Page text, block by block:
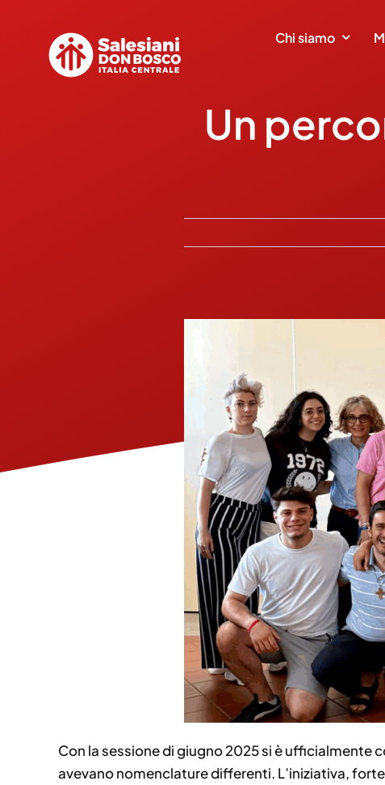
contenuto
Chi siamo
Un
Con la sessione di giugno 2025 si è ufficialmente
avevano nomenclature differenti. L’iniziativa,